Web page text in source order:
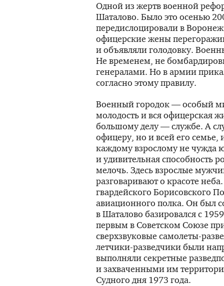
Одной из жертв военной
Шаталово. Было это осенью
передислоцировали в
офицерские жены
и объявляли голодовку.
Не временем, не
генералами. Но в армии
согласно этому правилу.
Военный городок — особый
молодость и вся офицерская
большому делу — службе. А
офицеру, но и всей его семье,
каждому взрослому не чужда
и удивительная способность
мелочь. Здесь взрослые
разговаривают о красоте
гвардейского Борисовского
авиационного полка. Он был
в Шаталово базировался с
первым в Советском Союзе
сверхзвуковые самолеты-
летчики-разведчикибыли
выполняли секретные
и захваченными им
Судного дня 1973 года.